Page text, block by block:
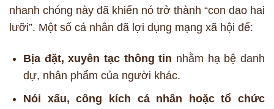
nhanh chóng này đã khiến nó trở thành “con dao hai
lưỡi”. Một số cá nhân đã lợi dụng mạng xã hội để:
Bịa đặt, xuyên tạc thông tin nhằm hạ bệ danh
dự, nhân phẩm của người khác.
Nói xấu, công kích cá nhân hoặc tổ chức